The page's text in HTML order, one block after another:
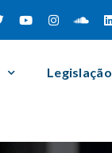
Legislação